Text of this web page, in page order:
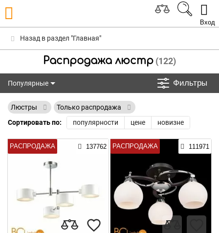
Вход
Назад в раздел "Главная"
Распродажа люстр (122)
Популярные
Популярные Фильтры
Люстры
Только распродажа
Сортировать по:
популярности цене новизне
РАСПРОДАЖА 137762 РАСПРОДАЖА 111971